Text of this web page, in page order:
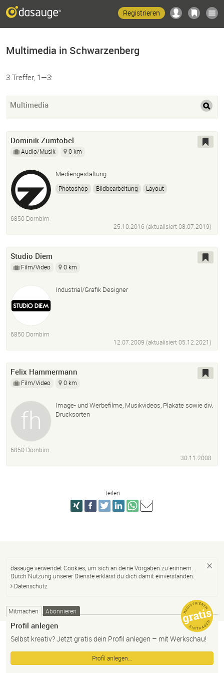
Registrieren
Multimedia in Schwarzenberg
3 Treffer, 1—3:
Multimedia
Dominik Zumtobel
Audio/Musik 0 km
Mediengestaltung
Photoshop Bildbearbeitung
Layout
Illustration Print Web Screen
6850 Dornbirn
25.10.2016 (aktualisiert08.07.2019)
Studio Diem
Film/Video 0 km
Industrial/Grafik Designer
6850 Dornbirn
12.07.2009 (aktualisiert05.12.2021)
Felix Hammermann
Film/Video 0 km
Image- und Werbefilme, Musikvideos, Plakate sowie div.
Drucksorten
6850 Dornbirn
30.11.2008
Teilen
dasauge verwendet Cookies, um sich an deine Vorgaben zu erinnern.
Durch Nutzung unserer Dienste erklärst du dich damit einverstanden.
Datenschutz
Mitmachen Abonnieren
Profil anlegen
Selbst kreativ? Jetzt gratis dein Profil anlegen – mit Werkschau!
Profil anlegen…